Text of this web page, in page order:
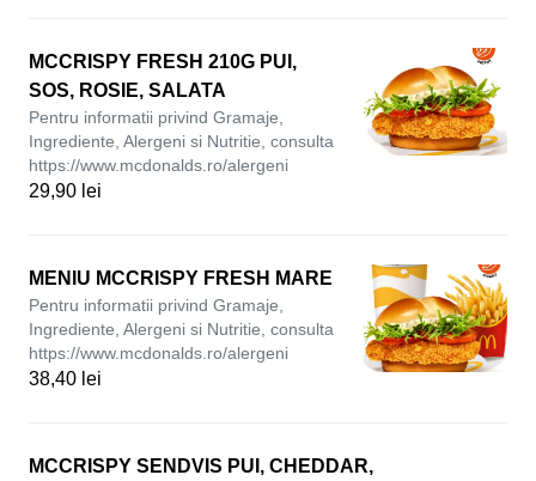
MCCRISPY FRESH 210G PUI,
SOS, ROSIE, SALATA
Pentru informatii privind Gramaje,
Ingrediente, Alergeni si Nutritie, consulta
https://www.mcdonalds.ro/alergeni
29,90 lei
MENIU MCCRISPY FRESH MARE
Pentru informatii privind Gramaje,
Ingrediente, Alergeni si Nutritie, consulta
https://www.mcdonalds.ro/alergeni
38,40 lei
MCCRISPY SENDVIS PUI, CHEDDAR,